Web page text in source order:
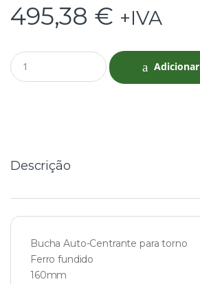
495,38 € +IVA
Q
u
Adicionar
Descrição
Bucha Auto-Centrante para torno
Ferro fundido
160mm